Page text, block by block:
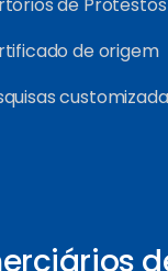
de Protestos
de origem